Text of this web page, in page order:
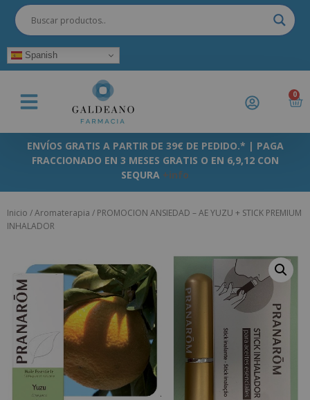
Spanish
0
ENVÍOS GRATIS A PARTIR DE 39€ DE PEDIDO.* | PAGA
FRACCIONADO EN 3 MESES GRATIS O EN 6,9,12 CON
SEQURA +info
Inicio /Aromaterapia / PROMOCION ANSIEDAD – AE YUZU + STICK PREMIUM
INHALADOR